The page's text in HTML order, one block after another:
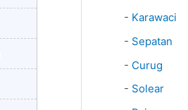
- Karawaci
- Sepatan
- Curug
- Solear